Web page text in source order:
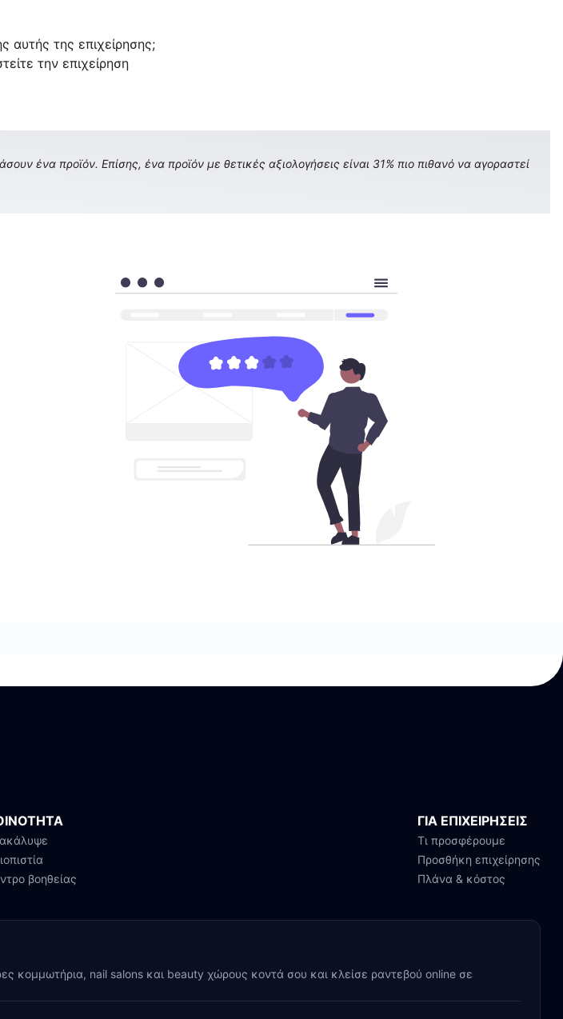
αυτής της επιχείρησης;
την επιχείρηση
ένα προϊόν. Επίσης, ένα προϊόν με θετικές αξιολογήσεις είναι 31% πιο πιθανό να αγοραστεί
βοηθείας
ΓΙΑ ΕΠΙΧΕΙΡΗΣΕΙΣ
Τι προσφέρουμε
Προσθήκη επιχείρησης
Πλάνα & κόστος
κομμωτήρια, nail salons και beauty χώρους κοντά σου και κλείσε ραντεβού online σε